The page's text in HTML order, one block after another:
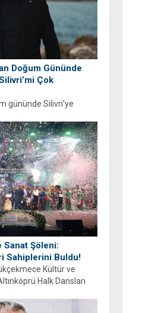
Doğum Gününde
Çok
gününde Silivri’ye
bir sonraki doğum
birlikte
Sanat Şöleni:
Sahiplerini Buldu!
Kültür ve
Halk Dansları